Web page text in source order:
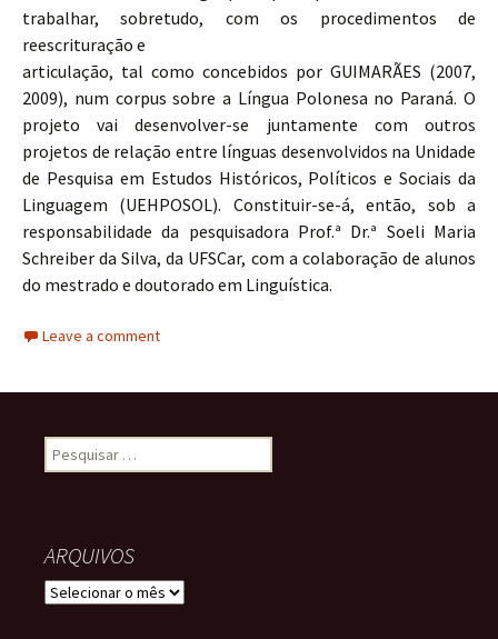
trabalhar, sobretudo, com os procedimentos de
reescrituração e
articulação, tal como concebidos por GUIMARÃES (2007,
2009), num corpus sobre a Língua Polonesa no Paraná. O
projeto vai desenvolver-se juntamente com outros
projetos de relação entre línguas desenvolvidos na Unidade
de Pesquisa em Estudos Históricos, Políticos e Sociais da
Linguagem (UEHPOSOL). Constituir-se-á, então, sob a
responsabilidade da pesquisadora Prof.ª Dr.ª Soeli Maria
Schreiber da Silva, da UFSCar, com a colaboração de alunos
do mestrado e doutorado em Linguística.
Leave a comment
Pesquisar por:
ARQUIVOS
ARQUIVOS